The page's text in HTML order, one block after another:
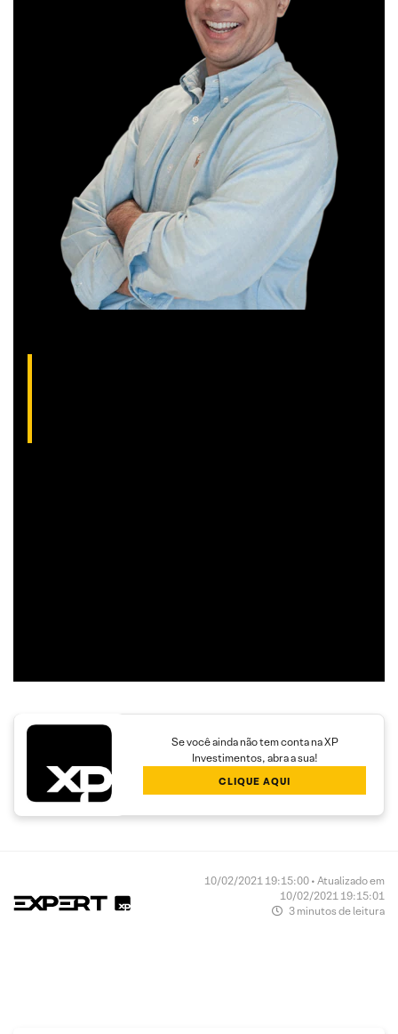
Se você ainda não tem conta na XP
Investimentos, abra a sua!
CLIQUE AQUI
10/02/2021 19:15:00 • Atualizado em
10/02/2021 19:15:01
3 minutos de leitura